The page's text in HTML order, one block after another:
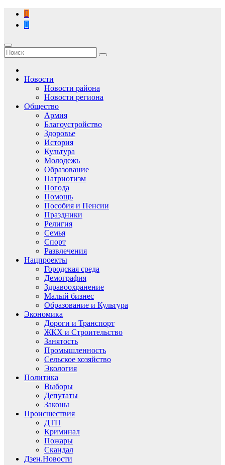
Перейти
содержимому
Новости
Новости района
Новости региона
Общество
Армия
Благоустройство
Здоровье
История
Культура
Молодежь
Образование
Патриотизм
Погода
Помощь
Пособия и Пенсии
Праздники
Религия
Семья
Спорт
Развлечения
Нацпроекты
Городская среда
Демография
Здравоохранение
Малый бизнес
Образование и Культура
Экономика
Дороги и Транспорт
ЖКХ и Строительство
Занятость
Промышленность
Сельское хозяйство
Экология
Политика
Выборы
Депутаты
Законы
Происшествия
ДТП
Криминал
Пожары
Скандал
Дзен.Новости